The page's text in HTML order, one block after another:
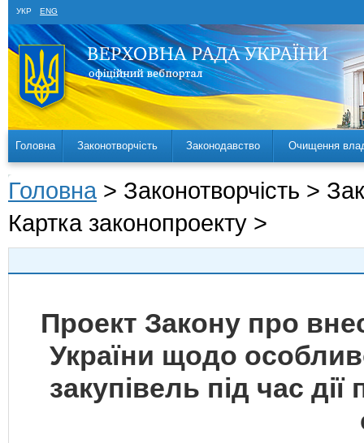
УКР ENG
Головна Законотворчість Законодавство Очищення
Головна > Законотворчість >
Картка законопроекту >
Проект Закону про
України щодо
закупівель під час